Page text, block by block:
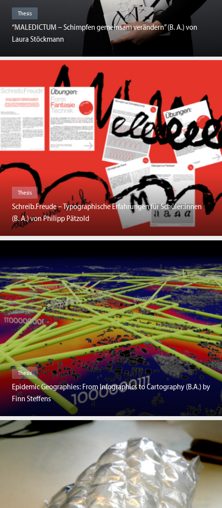
Thesis
“MALEDICTUM – Schimpfen gemeinsam verändern” (B. A.) von
Laura Stöckmann
Thesis
Schreib.Freude – Typographische Erfahrungen für Schüler:innen
(B. A.) von Philipp Pätzold
Thesis
Epidemic Geographies: From Infographics to Cartography (B.A.) by
Finn Steffens